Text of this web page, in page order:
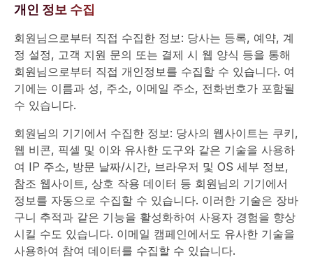
개인 정보 수집
회원님으로부터 직접 수집한 정보: 당사는 등록, 예약, 계
정 설정, 고객 지원 문의 또는 결제 시 웹 양식 등을 통해
회원님으로부터 직접 개인정보를 수집할 수 있습니다. 여
기에는 이름과 성, 주소, 이메일 주소, 전화번호가 포함될
수 있습니다.
회원님의 기기에서 수집한 정보: 당사의 웹사이트는 쿠키,
웹 비콘, 픽셀 및 이와 유사한 도구와 같은 기술을 사용하
여 IP 주소, 방문 날짜/시간, 브라우저 및 OS 세부 정보,
참조 웹사이트, 상호 작용 데이터 등 회원님의 기기에서
정보를 자동으로 수집할 수 있습니다. 이러한 기술은 장바
구니 추적과 같은 기능을 활성화하여 사용자 경험을 향상
시킬 수도 있습니다. 이메일 캠페인에서도 유사한 기술을
사용하여 참여 데이터를 수집할 수 있습니다.